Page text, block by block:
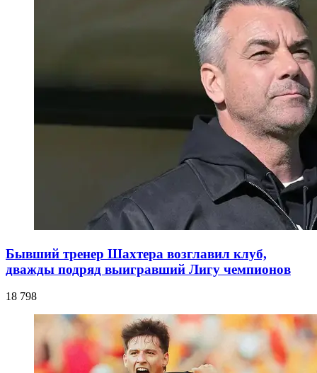
Бывший тренер Шахтера возглавил клуб,
дважды подряд выигравший Лигу чемпионов
18 798